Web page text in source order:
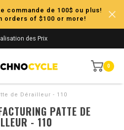
commande de 100$ ou plus!
orders of $100 or more!
des Prix
0
de Dérailleur - 110
PATTE DE
- 110